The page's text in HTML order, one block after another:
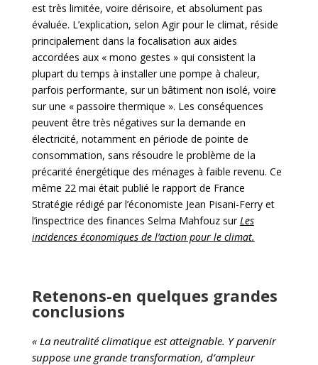
est très limitée, voire dérisoire, et absolument pas
évaluée. L’explication, selon Agir pour le climat, réside
principalement dans la focalisation aux aides
accordées aux « mono gestes » qui consistent la
plupart du temps à installer une pompe à chaleur,
parfois performante, sur un bâtiment non isolé, voire
sur une « passoire thermique ». Les conséquences
peuvent être très négatives sur la demande en
électricité, notamment en période de pointe de
consommation, sans résoudre le problème de la
précarité énergétique des ménages à faible revenu. Ce
même 22 mai était publié le rapport de France
Stratégie rédigé par l’économiste Jean Pisani-Ferry et
l’inspectrice des finances Selma Mahfouz sur Les
incidences économiques de l’action pour le climat.
Retenons-en quelques grandes
conclusions
« La neutralité climatique est atteignable. Y parvenir
suppose une grande transformation, d’ampleur